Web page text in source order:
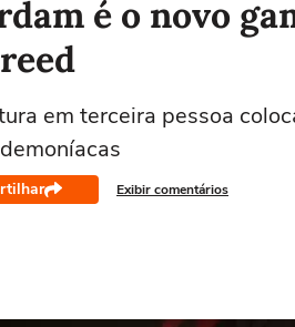
é o novo
em terceira pessoa
Exibir comentários